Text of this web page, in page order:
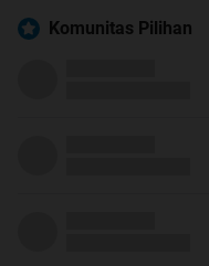
Komunitas Pilihan